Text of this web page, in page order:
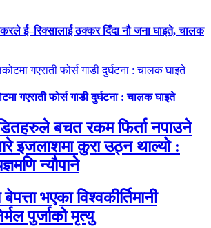
ई–रिक्सालाई ठक्कर दिँदा नौ जना घाइते, चालक
गएराती फोर्स गाडी दुर्घटना : चालक घाइते
बचत रकम फिर्ता नपाउने
इजलाशमा कुरा उठ्न थाल्यो :
न्यौपाने
भएका विश्वकीर्तिमानी
पुर्जाको मृत्यु